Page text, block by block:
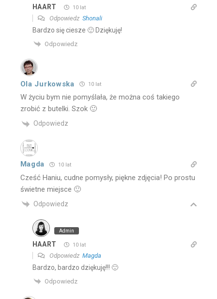
HAART 10 lat
Odpowiedz Shonali
Bardzo się ciesze 🙂 Dziękuję!
Odpowiedz
Ola Jurkowska 10 lat
W życiu bym nie pomyślała, że można coś takiego
zrobić z butelki. Szok 🙂
Odpowiedz
Magda 10 lat
Cześć Haniu, cudne pomysły, piękne zdjęcia! Po prostu
świetne miejsce 🙂
Odpowiedz
Admin
HAART 10 lat
Odpowiedz Magda
Bardzo, bardzo dziękuję!!! 🙂
Odpowiedz